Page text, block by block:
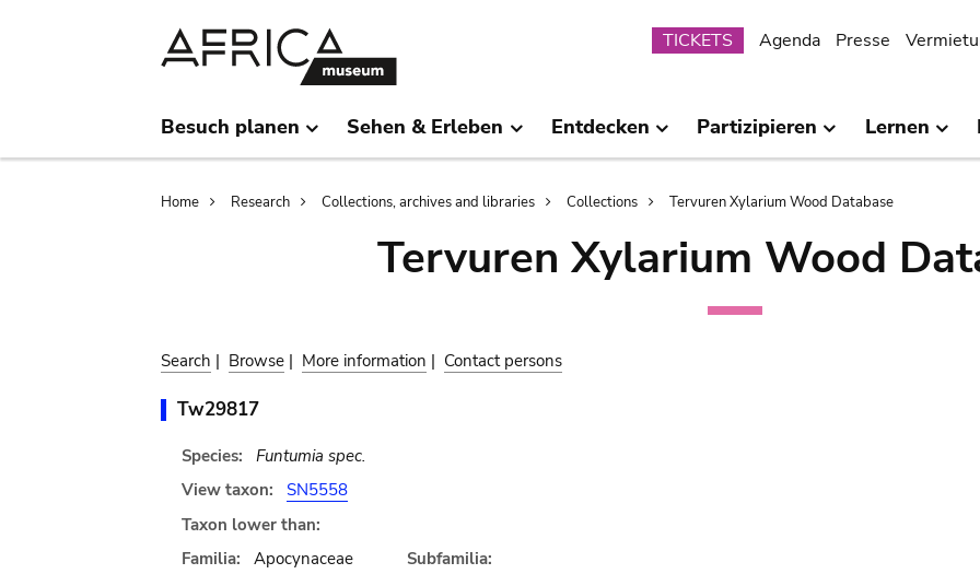
Submenu
TICKETS Agenda Presse
Besuch planen Sehen & Erleben Entdecken Partizipieren Lernen
Breadcrumb
Home Research Collections, archives and libraries Collections Tervuren Xylarium Wood Database
Tervuren Xylarium Wood
Search | Browse | More information | Contact persons
Tw29817
Species:
Funtumia spec.
View taxon:
SN5558
Taxon lower than:
Familia:
Apocynaceae
Subfamilia: